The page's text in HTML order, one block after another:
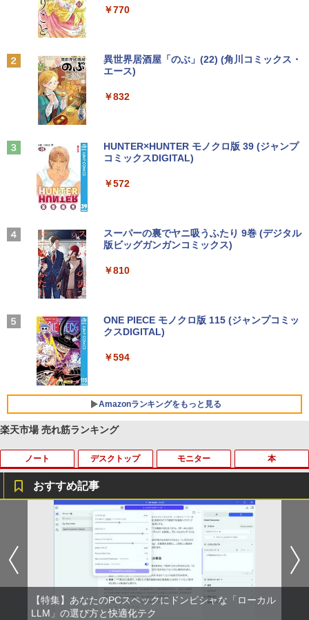
Anker Soundcore P31i ブラック
Anker Soundcore Liberty 5 ミッドナイトブ
ラック
￥14,990
【2026年アップグレード版】AOKIMI ワイヤ
レスイヤホン bluetooth イヤホン V12 小型
るーとゅーす コードレス ENCノイズキャン
￥1,964
リング ANC 36時間再生
￥2,980
￥250
BRUCE WAYNE feat. Flo Milli, ATL Jacob
[Explicit]
￥250
On My Road (Stadium ver.)
On My Road (Stadium ver.)
BUGS LIFE
￥1,001
by Amazon 天然水 ラベルレス 500ml ×24本
富士山の天然水 バナジウム含有 水 ミネラル
ットル (Smart Basic)
by Amazon 天然水ラベルレス 2L×9本
￥1,117
by Amazon 炭酸水 ラベルレス 500ml ×24本
art Basic)
コカ・コーラ やかんの麦茶 from 爽健美茶 ラ
￥770
異世界居酒屋「のぶ」(22) (角川コミックス・
エース)
￥832
HUNTER×HUNTER モノクロ版 39 (ジャンプ
コミックスDIGITAL)
￥572
スーパーの裏でヤニ吸うふたり 9巻 (デジタル
版ビッグガンガンコミックス)
￥810
ONE PIECE モノクロ版 115 (ジャンプコミッ
クスDIGITAL)
￥594
Amazonランキングをもっと見る
楽天市場 売れ筋ランキング
ノート
【★最大100%ポイント】【新生活応援・
2026】【Office 2019 H&B】富士通 MU
937/Celeron 3865U/メモリ:4GB/8GB/S
SD:128GB/256GB/512GB/1TB/13.3型/
フルHD/wifi/HDMI/USB3.0/中古 ノート
パソコン/モバイルPC/Windows11
￥9,999
デスクトップ
【マラソンセール期間中ポイント5倍】中
古デスクトップパソコン Core i7 第9世代
メモリ16GB M.2 SSD512GB DVD-ROM
DisplayPort DVI 省スペース Windows1
1 マウスコンピューター MPro-S201X 初
期設定済 すぐ使える 90日保証 送料無料
￥37,980
モニター
HP モニター 21.5インチ P224 IPSパネル
フルHD HDMI DP VGA 中古ディスプレイ
￥7,700
中古 液晶モニター I-O DATA A241DW 2
本
職業訓練における指導の理論と実際 13訂
版 [ 職業訓練教材研究会 ]
￥4,950
ちいかわ なんか小さくてかわいいやつ 全
おすすめ記事
【特集】あなたのPCスペックにドンピシャな「ローカル
LLM」の選び方と快適化テク